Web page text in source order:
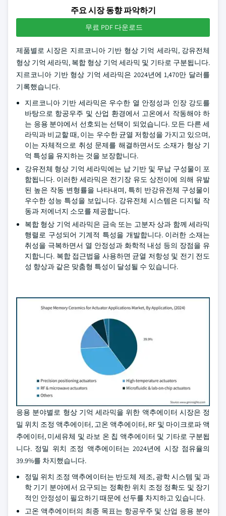
주요 시장 동향 파악하기
무료 PDF 다운로드
제품별로 시장은 지르코니아 기반 형상 기억 세라믹, 강유전체
형상 기억 세라믹, 복합 형상 기억 세라믹 및 기타로 구분됩니다.
지르코니아 기반 형상 기억 세라믹은 2024년에 1,470만 달러를
기록했습니다.
지르코니아 기반 세라믹은 우수한 열 안정성과 인장 강도를
바탕으로 항공우주 및 산업 환경에서 고온에서 작동해야 하
는 응용 분야에서 선호되는 선택이 되었습니다. 모든 다른 세
라믹과 비교할 때, 이는 우수한 균열 저항성을 가지고 있으며,
이는 자체적으로 취성 문제를 해결하면서도 소재가 형상 기
억 특성을 유지하는 것을 보장합니다.
강유전체 형상 기억 세라믹에는 납 기반 및 무납 구성물이 포
함됩니다. 이러한 세라믹은 전기장 유도 상전이에 의해 유발
된 높은 작동 변형률을 나타내며, 특히 반강유전체 구성물이
우수한 성능 특성을 보입니다. 강유전체 시스템은 디지털 작
동과 저에너지 소모를 제공합니다.
복합 형상 기억 세라믹은 금속 또는 고분자 상과 함께 세라믹
행렬로 구성되어 기계적 특성을 개발합니다. 이러한 소재는
취성을 극복하면서 열 안정성과 화학적 내성 등의 장점을 유
지합니다. 복합 접근법을 사용하면 균열 저항성 및 전기 전도
성 향상과 같은 맞춤형 특성이 달성될 수 있습니다.
응용 분야별로 형상 기억 세라믹을 위한 액추에이터 시장은 정
밀 위치 조정 액추에이터, 고온 액추에이터, RF 및 마이크로파 액
추에이터, 미세유체 및 라보 온 칩 액추에이터 및 기타로 구분됩
니다. 정밀 위치 조정 액추에이터는 2024년에 시장 점유율의
39.9%를 차지했습니다.
정밀 위치 조정 액추에이터는 반도체 제조, 광학 시스템 및 과
학 기기 분야에서 요구되는 정확한 위치 조정 정확도 및 장기
적인 안정성이 필요하기 때문에 선두를 차지하고 있습니다.
고온 액추에이터의 최종 목표는 항공우주 및 산업 응용 분야